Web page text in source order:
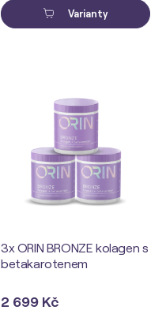
Varianty
3x ORIN BRONZE kolagen s
betakarotenem
2 699 Kč